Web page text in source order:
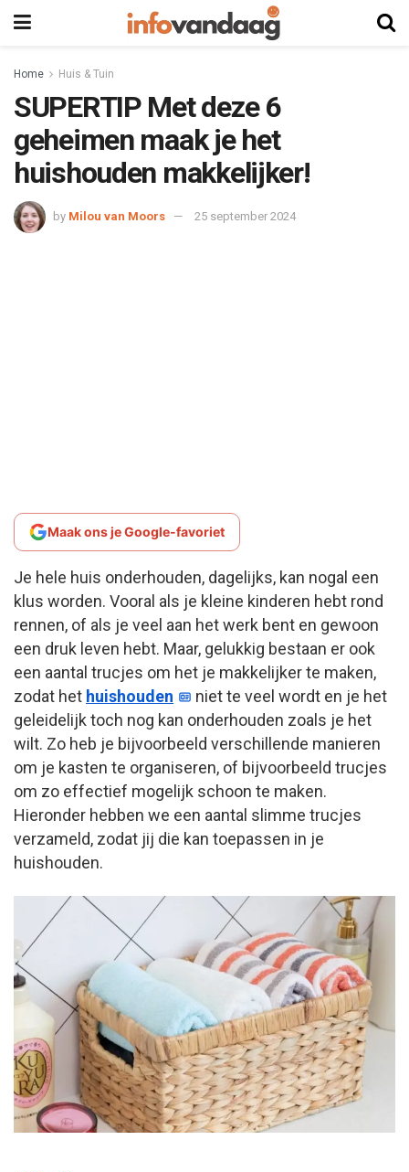
Home Huis & Tuin
SUPERTIP Met deze 6
geheimen maak je het
huishouden makkelijker!
by Milou van Moors 25 september 2024
Maak ons je Google-favoriet
Je hele huis onderhouden, dagelijks, kan nogal een
klus worden. Vooral als je kleine kinderen hebt rond
rennen, of als je veel aan het werk bent en gewoon
een druk leven hebt. Maar, gelukkig bestaan er ook
een aantal trucjes om het je makkelijker te maken,
zodat het huishouden
niet te veel wordt en je het
geleidelijk toch nog kan onderhouden zoals je het
wilt. Zo heb je bijvoorbeeld verschillende manieren
om je kasten te organiseren, of bijvoorbeeld trucjes
om zo effectief mogelijk schoon te maken.
Hieronder hebben we een aantal slimme trucjes
verzameld, zodat jij die kan toepassen in je
huishouden.